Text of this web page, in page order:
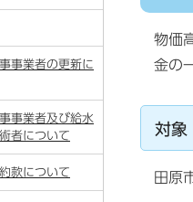
物価
金の
対象
田原
事業者の更新に
事業者及び給水
者について
款について